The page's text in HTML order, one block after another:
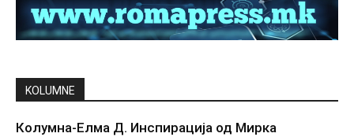
KOLUMNE
Колумна-Елма Д. Инспирација од Мирка